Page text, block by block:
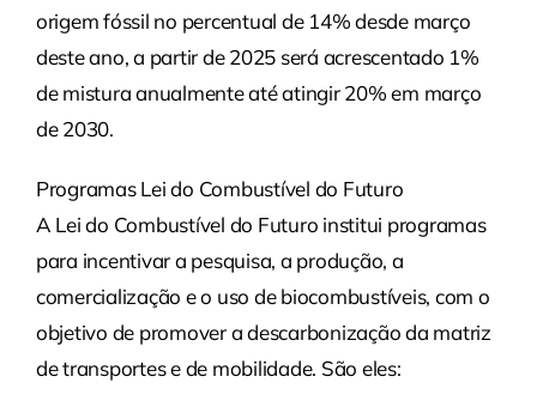
origem fóssil no percentual de 14% desde março
deste ano, a partir de 2025 será acrescentado 1%
de mistura anualmente até atingir 20% em março
de 2030.
Programas Lei do Combustível do Futuro
A Lei do Combustível do Futuro institui programas
para incentivar a pesquisa, a produção, a
comercialização e o uso de biocombustíveis, com o
objetivo de promover a descarbonização da matriz
de transportes e de mobilidade. São eles: